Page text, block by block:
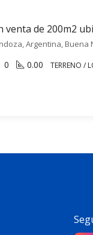
Argentina,
0 0.00 TERRENO /